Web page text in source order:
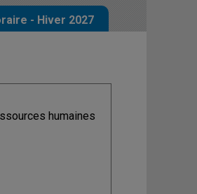
- Hiver 2027
humaines